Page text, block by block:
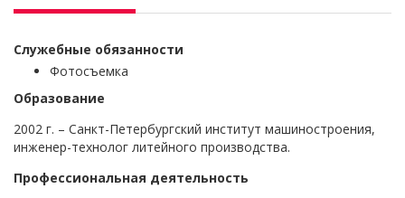
Служебные обязанности
Фотосъемка
Образование
2002 г. – Санкт-Петербургский институт машиностроения,
инженер-технолог литейного производства.
Профессиональная деятельность